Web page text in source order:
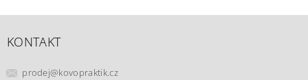
KONTAKT
prodej@kovopraktik.cz